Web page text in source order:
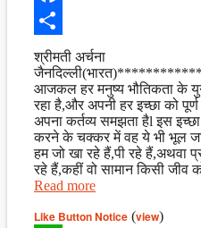
Facebook
Share
श्रीमती अर्चना
आजकल हर मनुष्य भौतिकता के
रहा है,और अपनी हर इच्छा को
अपना कर्तव्य समझता हैl इस इच्छा
करने के चक्कर में वह ये भी भूल
हम जो खा रहे हैं,पी रहे हैं,अथवा
रहे हैं,कहीं वो सामान किसी जीव
Read more
Like Button Notice (view)